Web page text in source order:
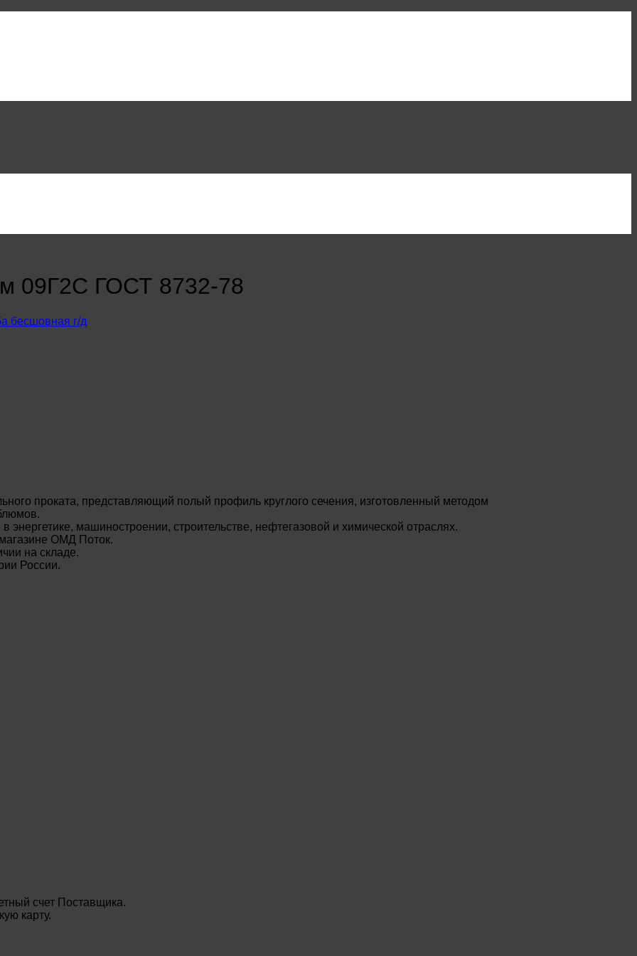
09Г2С ГОСТ 8732-78
бесшовная г/д
проката, представляющий полый профиль круглого сечения, изготовленный методом
машиностроении, строительстве, нефтегазовой и химической отраслях.
ОМД Поток.
на складе.
России.
счет Поставщика.
карту.